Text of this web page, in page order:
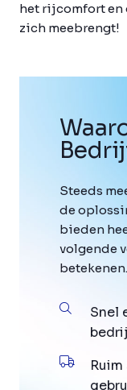
het rijcomfort en
zich meebrengt!
Steeds
de
bieden
volgende
betekenen.
Snel